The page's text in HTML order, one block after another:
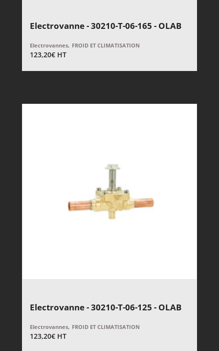
Electrovanne - 30210-T-06-165 - OLAB
Electrovannes, FROID ET CLIMATISATION
123,20€ HT
Electrovanne - 30210-T-06-125 - OLAB
Electrovannes, FROID ET CLIMATISATION
123,20€ HT